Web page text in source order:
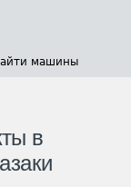
машины
в